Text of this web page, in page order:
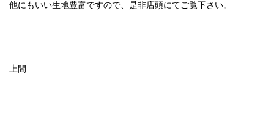
他にもいい生地豊富ですので、是非店頭にてご覧下さい。
上間